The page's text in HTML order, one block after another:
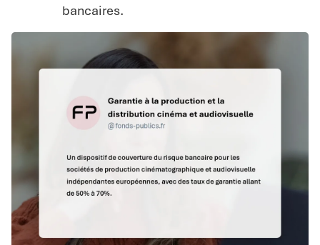
bancaires.